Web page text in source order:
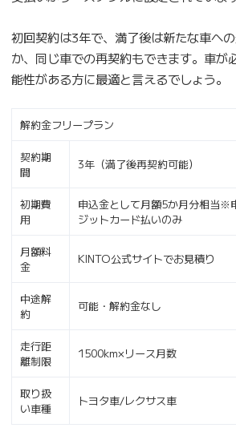
初回契約は3年で、満了後は新たな車へ
か、同じ車での再契約もできます。車が
能性がある方に最適と言えるでしょう。
解約金フリープラン
契約期
間
3年（満了後再契約可能）
初期費
用
申込金として月額5か月分相当※
ジットカード払いのみ
月額料
金
KINTO公式サイトでお見積り
中途解
約
可能・解約金なし
走行距
離制限
1500km×リース月数
取り扱
い車種
トヨタ車/レクサス車